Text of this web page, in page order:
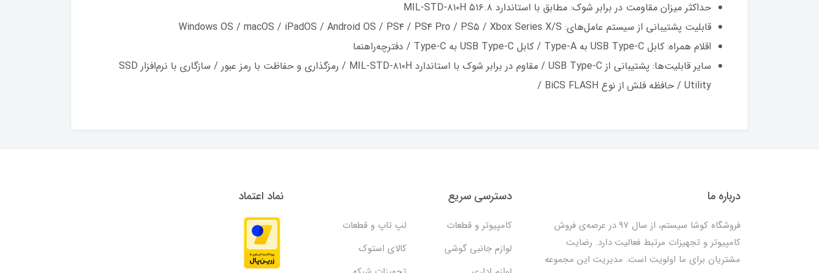
حداکثر میزان مقاومت در برابر شوک: مطابق با استاندارد MIL-STD-۸۱۰H ۵۱۶.۸
قابلیت پشتیبانی از سیستم عامل‌های: Windows OS / macOS / iPadOS / Android OS / PS۴ / PS۴ Pro / PS۵ / Xbox Series X/S
اقلام همراه: کابل USB Type-C به Type-A / کابل USB Type-C به Type-C / دفترچه‌راهنما
سایر قابلیت‌ها: پشتیبانی از USB Type-C / مقاوم در برابر شوک با استاندارد MIL-STD-۸۱۰H / رمزگذاری و حفاظت با رمز عبور / سازگاری با نرم‌افزار SSD
Utility / حافظه فلش از نوع BiCS FLASH /
درباره ما
فروشگاه کوشا سیستم، از سال 97 در عرصه‌ی فروش
کامپیوتر و تجهیزات مرتبط فعالیت دارد. رضایت
مشتریان برای ما اولویت است. مدیریت این مجموعه
دسترسی سریع
کامپیوتر و قطعات
لپ تاپ و قطعات
لوازم جانبی گوشی
کالای استوک
نماد اعتماد